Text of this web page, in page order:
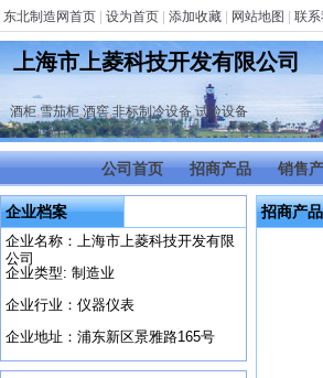
东北制造网首页 设为首页 添加收藏 网站地图 联系
上海市上菱科技开发有限公司
酒柜,雪茄柜,酒窖,非标制冷设备,试验设备
公司首页 招商产品 销售
企业档案
企业名称：上海市上菱科技开发有限
公司
企业类型: 制造业
企业行业：仪器仪表
企业地址：浦东新区景雅路165号
招商产品